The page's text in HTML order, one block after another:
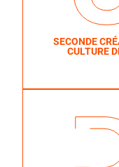
SECONDE
CULTURE